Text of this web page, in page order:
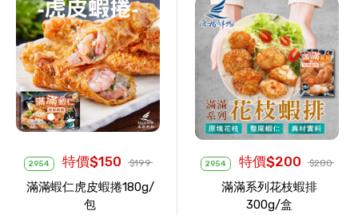
2954 特價$150 $199
滿滿蝦仁虎皮蝦捲180g/
包
2954 特價$200 $280
滿滿系列花枝蝦排
300g/盒